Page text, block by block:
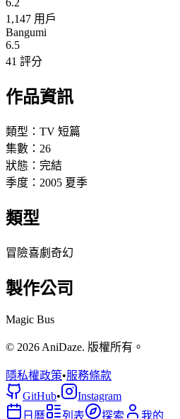
6.2
1,147 用戶
Bangumi
6.5
41 評分
作品資訊
類型： TV 短篇
集數： 26
狀態： 完結
季度： 2005 夏季
類型
冒險喜劇 奇幻
製作公司
Magic Bus
© 2026 AniDaze. 版權所有。
隱私權政策•服務條款
GitHub•
Instagram
日曆
列表 探索 我的